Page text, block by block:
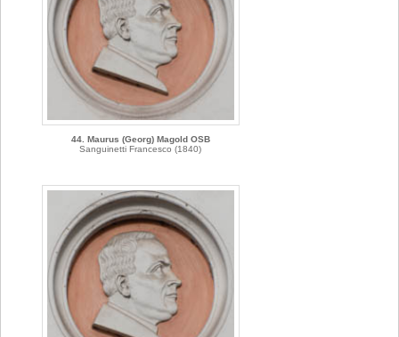
44. Maurus (Georg) Magold OSB
Sanguinetti Francesco (1840)